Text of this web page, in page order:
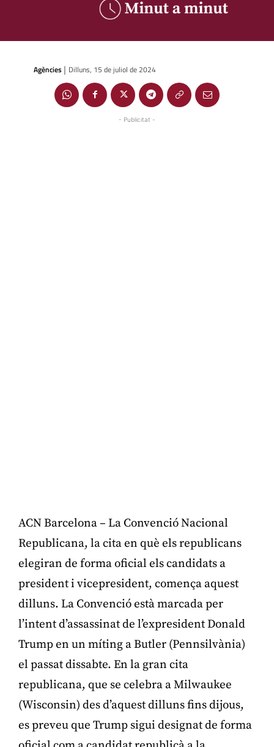
Agències | Dilluns, 15 de juliol de 2024
- Publicitat -
ACN Barcelona – La Convenció Nacional
Republicana, la cita en què els republicans
elegiran de forma oficial els candidats a
president i vicepresident, comença aquest
dilluns. La Convenció està marcada per
l’intent d’assassinat de l’expresident Donald
Trump en un míting a Butler (Pennsilvània)
el passat dissabte. En la gran cita
republicana, que se celebra a Milwaukee
(Wisconsin) des d’aquest dilluns fins dijous,
es preveu que Trump sigui designat de forma